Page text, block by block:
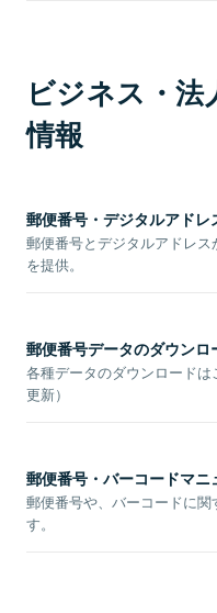
ビジネス・
情報
郵便番号・デジタルアドレ
郵便番号とデジタルアドレ
を提供。
郵便番号データのダウンロ
各種データのダウンロード
更新）
郵便番号・バーコードマニ
郵便番号や、バーコードに
す。